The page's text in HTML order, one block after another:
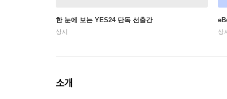
한 눈에 보는 YES24 단독 선출간
상시 상
소개